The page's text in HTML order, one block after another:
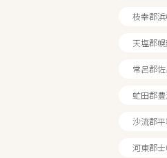
枝幸郡
天塩郡
常呂郡
虻田郡
沙流郡
河東郡